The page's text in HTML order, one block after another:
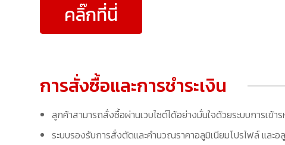
คลิ๊กที่นี่
การสั่งซื้อและการชำระเงิน
ลูกค้าสามารถสั่งซื้อผ่านเวบไซต์ได้อย่างมั่นใจด้วยระบบการเข้า
ระบบรองรับการสั่งตัดและคำนวณราคาอลูมิเนียมโปรไฟล์ และ